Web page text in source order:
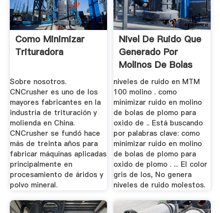
Como Minimizar
Trituradora
Sobre nosotros.
CNCrusher es uno de los
mayores fabricantes en la
industria de trituración y
molienda en China.
CNCrusher se fundó hace
más de treinta años para
fabricar máquinas aplicadas
principalmente en
procesamiento de áridos y
polvo mineral.
Nivel De Ruido Que
Generado Por
Molinos De Bolas
niveles de ruido en MTM
100 molino . como
minimizar ruido en molino
de bolas de plomo para
oxido de .. Está buscando
por palabras clave: como
minimizar ruido en molino
de bolas de plomo para
oxido de plomo . ... El color
gris de los, No genera
niveles de ruido molestos.